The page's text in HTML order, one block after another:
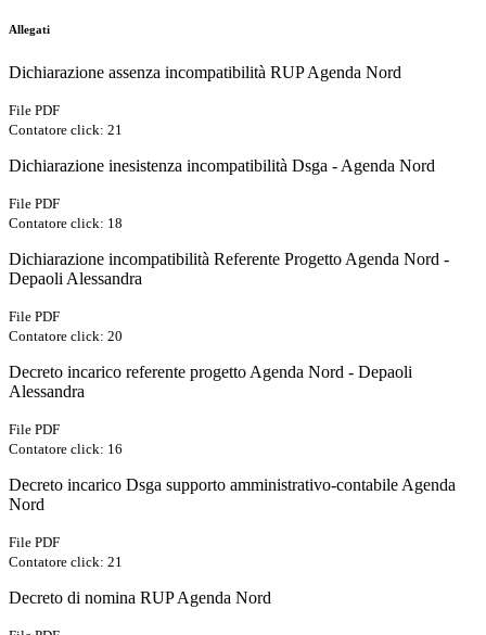
Allegati
Dichiarazione assenza incompatibilità RUP Agenda Nord
File PDF
Contatore click: 21
Dichiarazione inesistenza incompatibilità Dsga - Agenda Nord
File PDF
Contatore click: 18
Dichiarazione incompatibilità Referente Progetto Agenda Nord -
Depaoli Alessandra
File PDF
Contatore click: 20
Decreto incarico referente progetto Agenda Nord - Depaoli
Alessandra
File PDF
Contatore click: 16
Decreto incarico Dsga supporto amministrativo-contabile Agenda
Nord
File PDF
Contatore click: 21
Decreto di nomina RUP Agenda Nord